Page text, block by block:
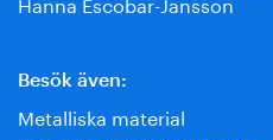
Besök även:
Metalliska material